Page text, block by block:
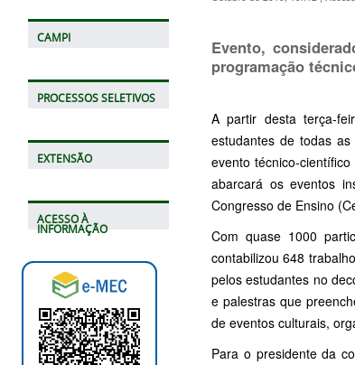
CAMPI
PROCESSOS SELETIVOS
EXTENSÃO
ACESSO À
INFORMAÇÃO
Evento,
programação
A partir desta terça-
estudantes de todas
evento técnico-
abarcará os eventos
Congresso de Ensino
Com quase 1000
contabilizou 648
pelos estudantes no
e palestras que
de eventos culturais,
Para o presidente da